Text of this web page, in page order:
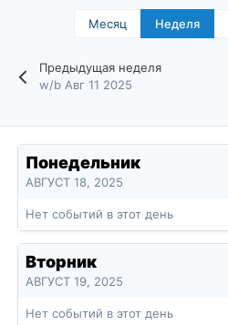
Предыдущая неделя
w/b Авг 11 2025
Месяц Неделя
Понедельник
АВГУСТ 18, 2025
Нет событий в этот день
Вторник
АВГУСТ 19, 2025
Нет событий в этот день